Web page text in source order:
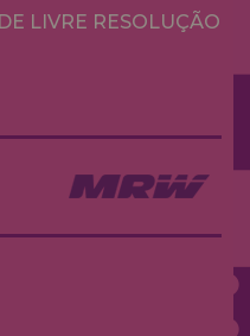
LIVRE RESOLUÇÃO